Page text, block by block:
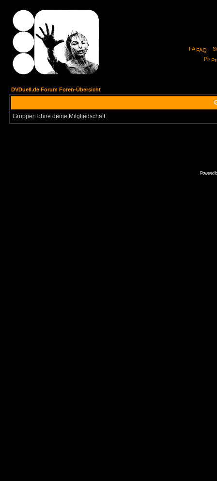
FAQ
DVDuell.de Forum Foren-Übersicht
Gruppen ohne deine Mitgliedschaft
Powered